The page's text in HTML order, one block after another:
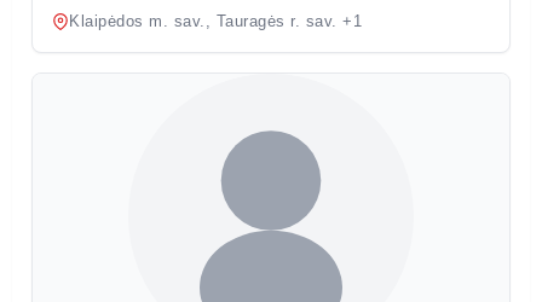
Klaipėdos m. sav., Tauragės r. sav. +1